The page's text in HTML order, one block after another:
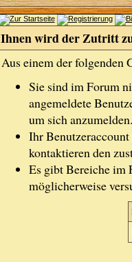
Ihnen wird der Zutritt
Aus einem der folgenden
Sie sind im Forum
angemeldete
um sich anzumelden.
Ihr
kontaktieren den
Es gibt Bereiche im
möglicherweise